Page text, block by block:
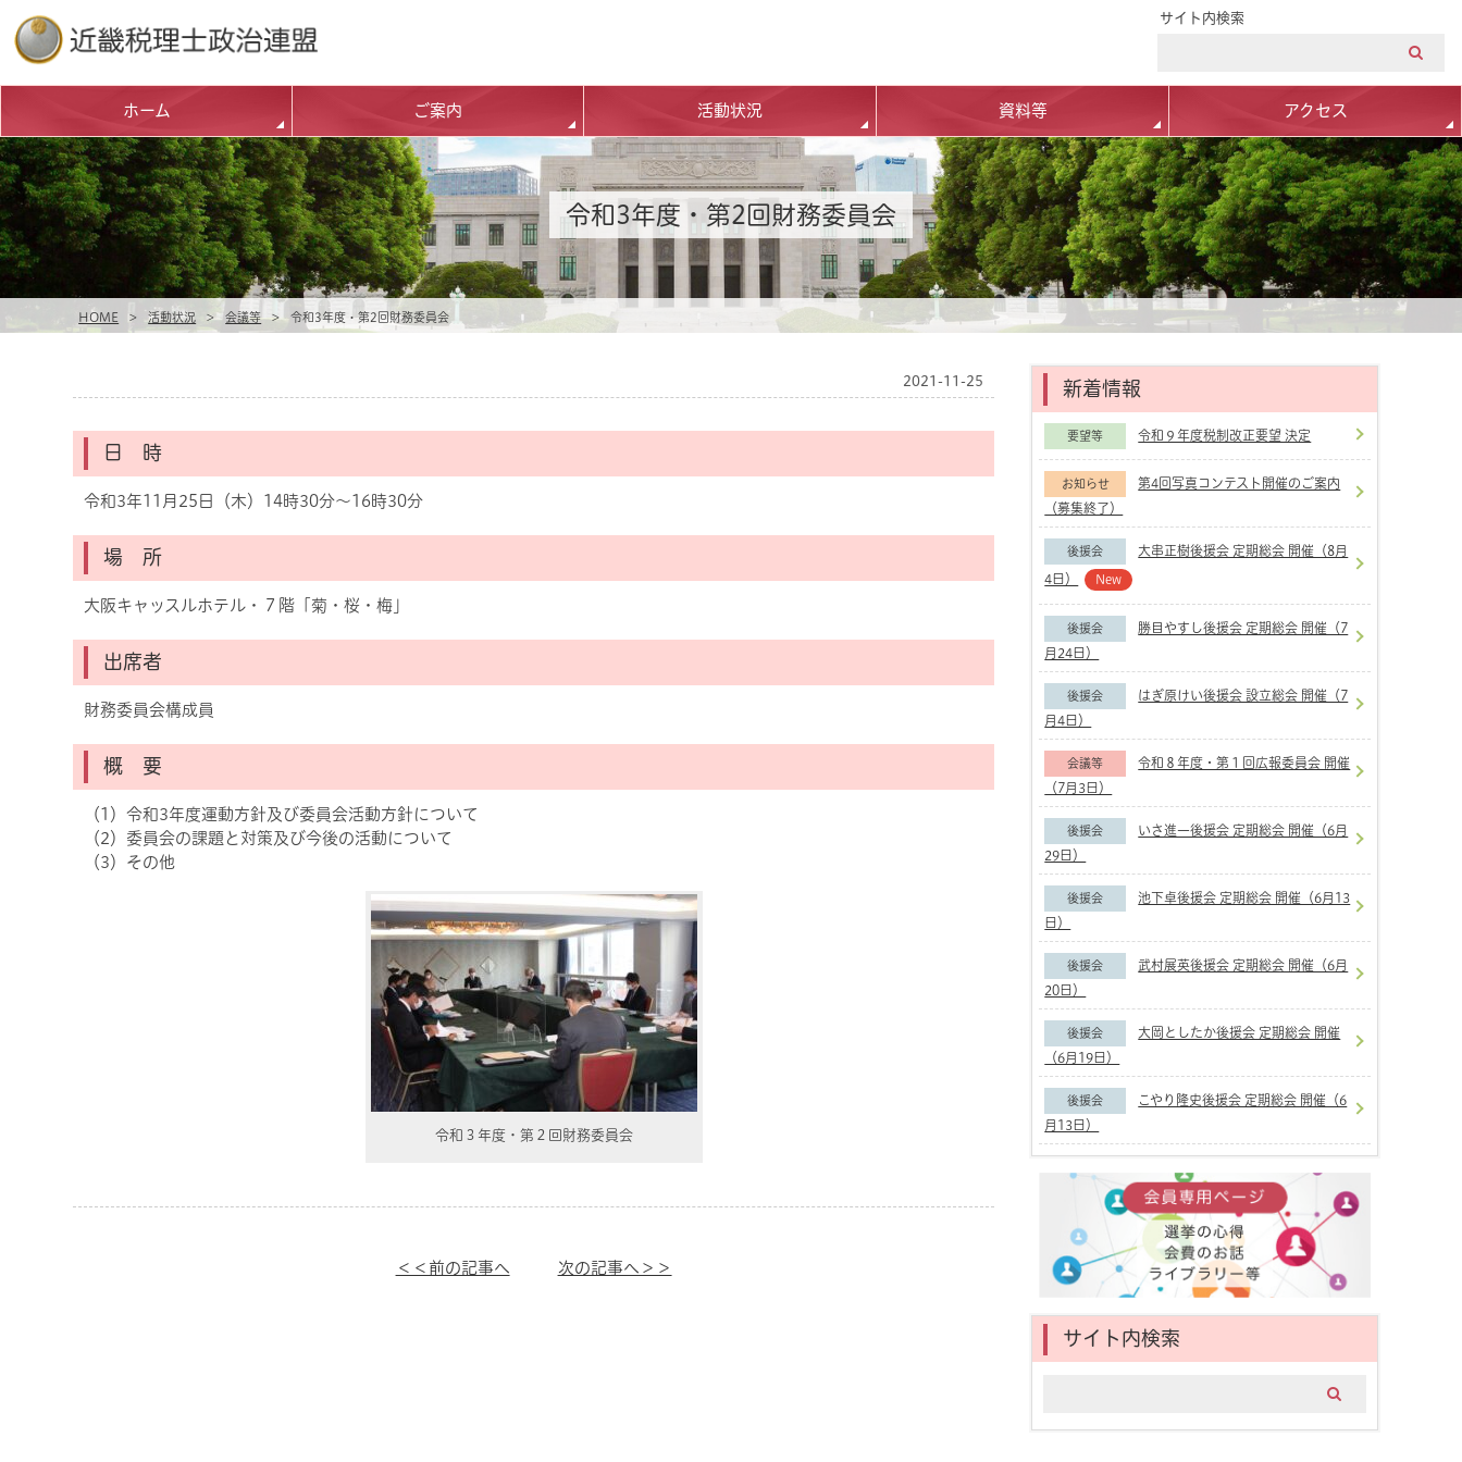
サイト内検索
ホーム ご案内 活動状況 資料等 アクセス
HOME > 活動状況 > 会議等 > 令和3年度・第2回財務委員会
令和3年度・第2回財務委員会
2021-11-25
日 時
令和3年11月25日（木）14時30分～16時30分
場 所
大阪キャッスルホテル・７階「菊・桜・梅」
出席者
財務委員会構成員
概 要
（1）令和3年度運動方針及び委員会活動方針について
（2）委員会の課題と対策及び今後の活動について
（3）その他
令和３年度・第２回財務委員会
＜＜前の記事へ 次の記事へ＞＞
新着情報
要望等 令和９年度税制改正要望 決定
お知らせ
第4回写真コンテスト開催のご案内
（募集終了）
後援会
大串正樹後援会 定期総会 開催（8月
4日）
New
後援会
勝目やすし後援会 定期総会 開催（7
月24日）
後援会
はぎ原けい後援会 設立総会 開催（7
月4日）
会議等
令和８年度・第１回広報委員会 開催
（7月3日）
後援会
いさ進一後援会 定期総会 開催（6月
29日）
後援会
池下卓後援会 定期総会 開催（6月13
日）
後援会
武村展英後援会 定期総会 開催（6月
20日）
後援会
大岡としたか後援会 定期総会 開催
（6月19日）
後援会
こやり隆史後援会 定期総会 開催（6
月13日）
サイト内検索